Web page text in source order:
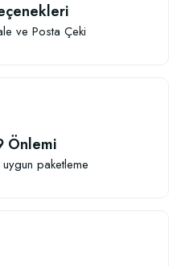
ve Posta Çeki
Önlemi
paketleme